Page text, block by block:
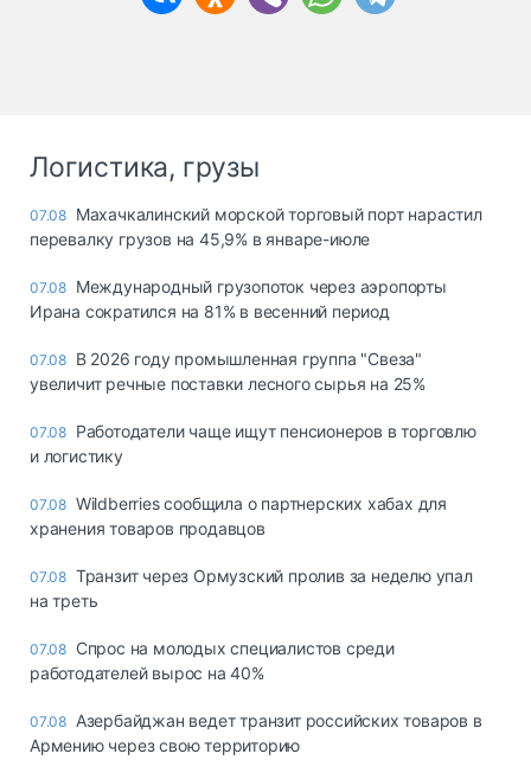
Логистика, грузы
07.08 Махачкалинский морской торговый порт нарастил
перевалку грузов на 45,9% в январе-июле
07.08 Международный грузопоток через аэропорты
Ирана сократился на 81% в весенний период
07.08 В 2026 году промышленная группа "Свеза"
увеличит речные поставки лесного сырья на 25%
07.08 Работодатели чаще ищут пенсионеров в торговлю
и логистику
07.08 Wildberries сообщила о партнерских хабах для
хранения товаров продавцов
07.08 Транзит через Ормузский пролив за неделю упал
на треть
07.08 Спрос на молодых специалистов среди
работодателей вырос на 40%
07.08 Азербайджан ведет транзит российских товаров в
Армению через свою территорию